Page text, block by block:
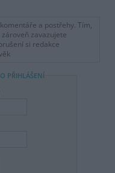
a postřehy. Tím,
zavazujete
si redakce
PŘIHLÁŠENÍ